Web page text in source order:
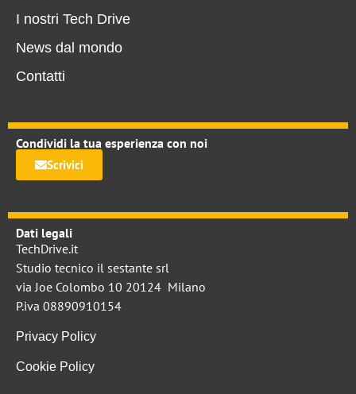
I nostri Tech Drive
News dal mondo
Contatti
Condividi la tua esperienza con noi
Scrivici
Dati legali
TechDrive.it
Studio tecnico il sestante srl
via Joe Colombo 10 20124 Milano
P.iva 08890910154
Privacy Policy
Cookie Policy